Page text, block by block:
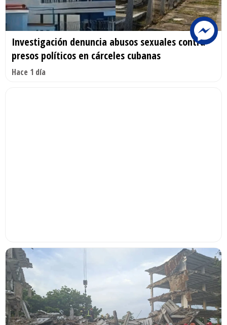
Investigación denuncia abusos sexuales contra
presos políticos en cárceles cubanas
Hace 1 día